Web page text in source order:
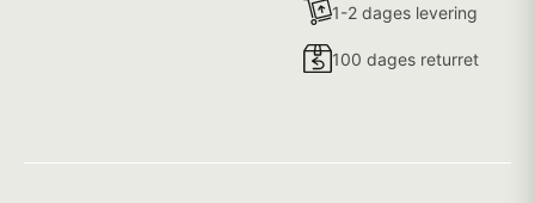
1-2 dages levering
100 dages returret